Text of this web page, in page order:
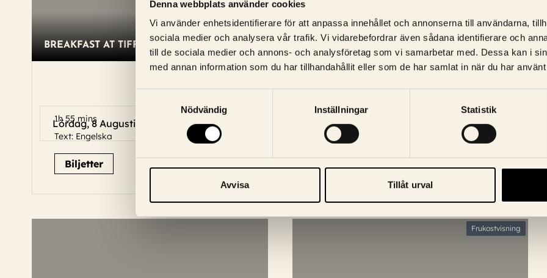
Denna webbplats använder cookies
Vi använder enhetsidentifierare för att anpassa innehållet och annonserna till användarna,
sociala medier och analysera vår trafik. Vi vidarebefordrar även sådana identifierare och
till de sociala medier och annons- och analysföretag som vi samarbetar med. Dessa kan i
med annan information som du har tillhandahållit eller som de har samlat in när du har
Nödvändig
Inställningar Statistik
Avvisa Tillåt urval
BREAKFAST AT TIFFANY'S
Lördag, 8 Augusti
1h 55 mins
Text: Engelska
Biljetter
Frukostvisning